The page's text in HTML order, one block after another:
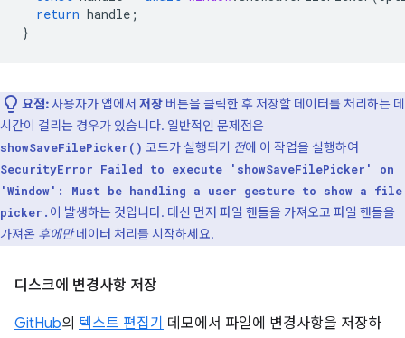
return handle ;
}
요점: 사용자가 앱에서 저장 버튼을 클릭한 후 저장할 데이터를 처리하는 데
시간이 걸리는 경우가 있습니다. 일반적인 문제점은
showSaveFilePicker() 코드가 실행되기 전에 이 작업을 실행하여
SecurityError Failed to execute 'showSaveFilePicker' on
'Window': Must be handling a user gesture to show a file
picker. 이 발생하는 것입니다. 대신 먼저 파일 핸들을 가져오고 파일 핸들을
가져온 후에만데이터 처리를 시작하세요.
디스크에 변경사항 저장
GitHub의 텍스트 편집기 데모에서 파일에 변경사항을 저장하